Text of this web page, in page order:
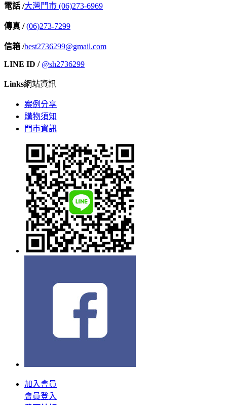
電話 /大灣門市 (06)273-6969
傳真 /(06)273-7299
信箱 /best2736299@gmail.com
LINE ID / @sh2736299
Links網站資訊
案例分享
購物須知
門市資訊
加入會員
會員登入